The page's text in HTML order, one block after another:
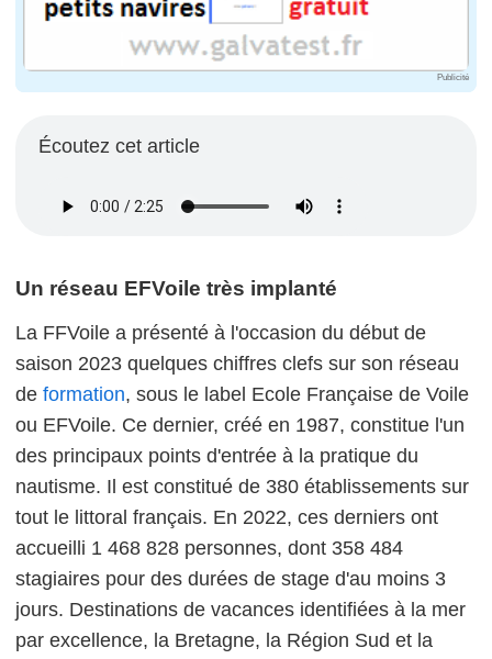
Publicité
Écoutez cet article
Un réseau EFVoile très implanté
La FFVoile a présenté à l'occasion du début de
saison 2023 quelques chiffres clefs sur son réseau
de formation, sous le label Ecole Française de Voile
ou EFVoile. Ce dernier, créé en 1987, constitue l'un
des principaux points d'entrée à la pratique du
nautisme. Il est constitué de 380 établissements sur
tout le littoral français. En 2022, ces derniers ont
accueilli 1 468 828 personnes, dont 358 484
stagiaires pour des durées de stage d'au moins 3
jours. Destinations de vacances identifiées à la mer
par excellence, la Bretagne, la Région Sud et la